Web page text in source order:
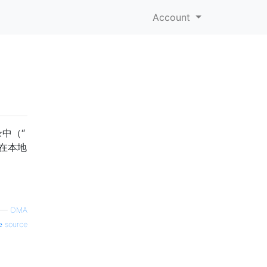
Account
（“
本地
— OMA
source